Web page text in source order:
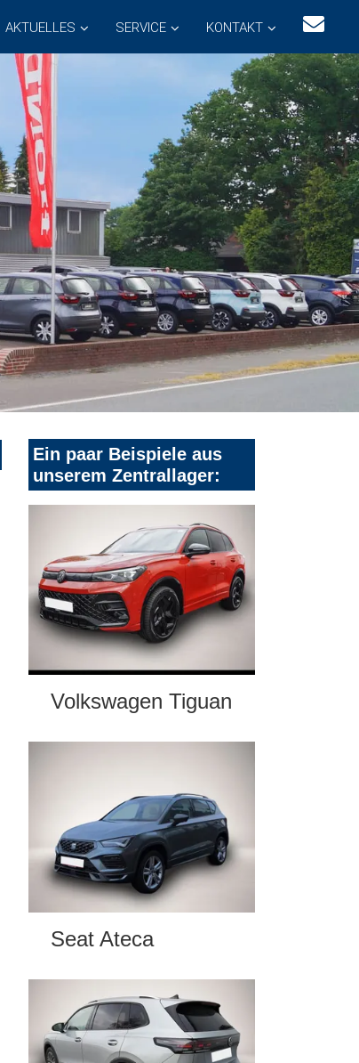
AKTUELLES SERVICE KONTAKT
Ein paar Beispiele aus
unserem Zentrallager:
Volkswagen Tiguan
Seat Ateca